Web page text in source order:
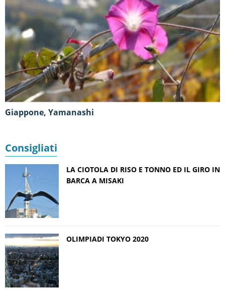
Giappone, Yamanashi
Consigliati
LA CIOTOLA DI RISO E TONNO ED IL GIRO IN
BARCA A MISAKI
OLIMPIADI TOKYO 2020